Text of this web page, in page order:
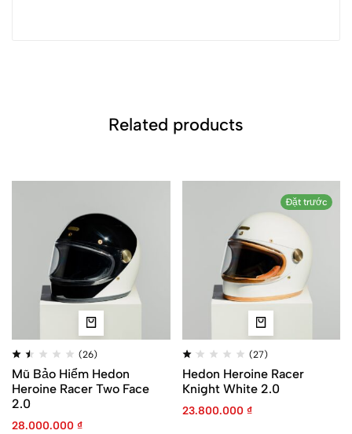
Related products
(26)
Mũ Bảo Hiểm Hedon
Heroine Racer Two Face
2.0
28.000.000 ₫
Đặt trước
(27)
Hedon Heroine Racer
Knight White 2.0
23.800.000 ₫